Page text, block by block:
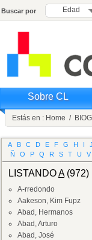
Buscar por Edad
Sobre CL
Estás en : Home /
A B C D E F G H I J
Ñ
O P Q R S T U V
LISTANDOA(972)
A-rredondo
Aakeson, Kim Fupz
Abad, Hermanos
Abad, Arturo
Abad, José